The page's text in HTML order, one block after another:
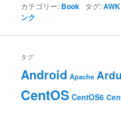
カテゴリー: Book タグ:AWK
ンク
タグ
Android Apache
CentOS CentOS6